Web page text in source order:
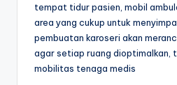
tempat tidur pasien, mobil
area yang cukup untuk
pembuatan karoseri akan
agar setiap ruang dioptimalkan,
mobilitas tenaga medis